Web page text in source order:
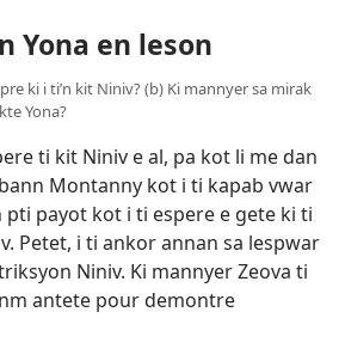
Yona en leson
ki i ti’n kit Niniv? (b) Ki mannyer sa mirak
Yona?
ti kit Niniv e al, pa kot li me dan
Montanny kot i ti kapab vwar
pti payot kot i ti espere e gete ki ti
Petet, i ti ankor annan sa lespwar
Niniv. Ki mannyer Zeova ti
antete pour demontre